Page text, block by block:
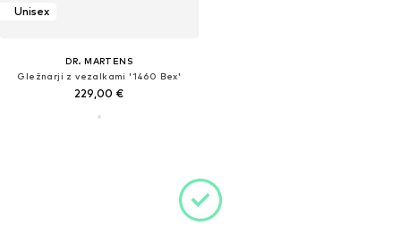
Unisex
DR. MARTENS
Gležnarji z vezalkami '1460 Bex'
229,00 €